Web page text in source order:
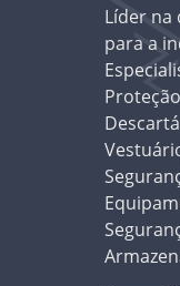
Líder na
para a